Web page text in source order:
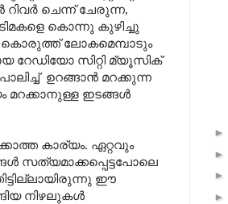
ചെന്ന് ചേരുന്ന,
കൊന്നു കുഴിച്ചു
കൊരുത്ത് ലോകമെമ്പാടും
റേഡിയോ സിറ്റി മ്യൂസിക്
ഉറങ്ങാൻ മറക്കുന്ന
മറക്കാനുള്ള ഇടങ്ങൾ
കാര്യം. ഏറ്റവും
സത്യമാക്കപ്പെട്ടപോലെ
ഈ
നിഴലുകൾ
►
►
►
►